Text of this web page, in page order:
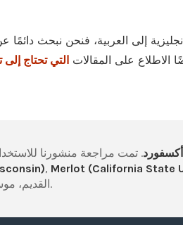
إلى العربية، فنحن نبحث دائمًا
الاطلاع على المقالات التي تحتاج
, Merlot (California State
القديم، موسوعة التاريخ القديم.